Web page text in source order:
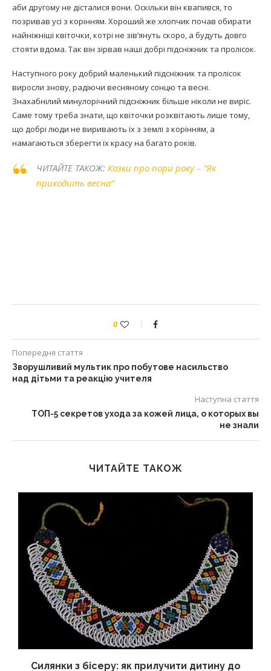
аби другому не дісталися вони. Оскільки він квапився, то
позривав усі з корінням. Хороший же хлопчик почав обирати
найніжніші квіточки, котрі не зів’януть скоро, а будуть довго
стояти вдома. Так він зірвав наші добрі підсніжник та пролісок.
Наступного року добрий маленький підсніжник та пролісок
виросли знову, радіючи весняному сонцю та весні.
Знахабнілий минулорічний підсніжник більше ніколи не виріс.
Саме тому треба знати, що квіточки розквітають лише тому,
що добрі люди не виривають їх з землі з корінням, а
намагаються зберегти їх красу на багато років.
ЧИТАЙТЕ ТАКОЖ: Казки про пори року – “Як
приходить весна”
0
Попередня стаття
Зворушливий мультик про побутове насильство
над дітьми та реакцію учителя
Наступна стаття
ТОП-5 секретов ухода за кожей лица, о которых вы
не знали
ЧИТАЙТЕ ТАКОЖ
Силянки з бісеру: як прилучити дитину до